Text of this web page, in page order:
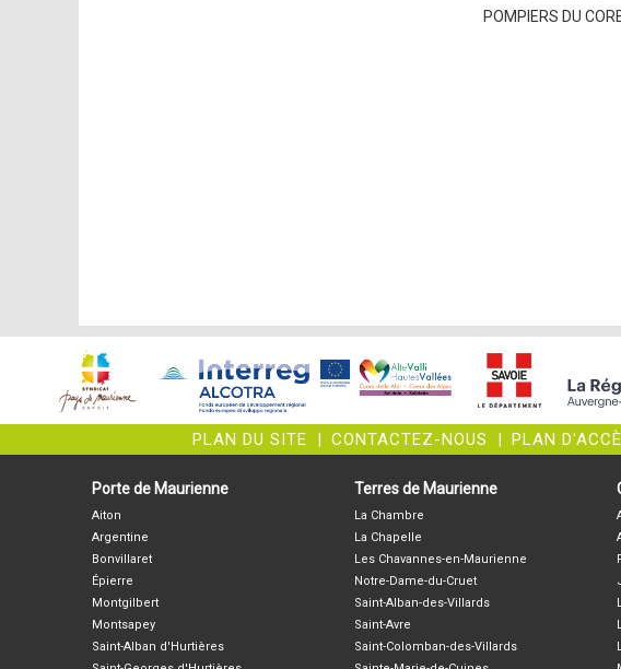
POMPIERS DU
PLAN DU SITE | CONTACTEZ-NOUS | PLAN
Porte de Maurienne
Aiton
Argentine
Bonvillaret
Épierre
Montgilbert
Montsapey
Saint-Alban d'Hurtières
Terres de Maurienne
La Chambre
La Chapelle
Les Chavannes-en-Maurienne
Notre-Dame-du-Cruet
Saint-Alban-des-Villards
Saint-Avre
Saint-Colomban-des-Villards